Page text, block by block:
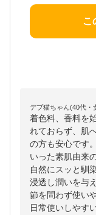
こ
デブ猫ちゃん(40代・
着色料、香料を
れておらず、肌
の方も安心です
いった素肌由来
自然にスッと馴
浸透し潤いを与
節を問わず使い
日常使いしやす